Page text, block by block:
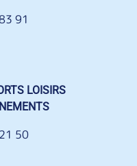
91
LOISIRS
50